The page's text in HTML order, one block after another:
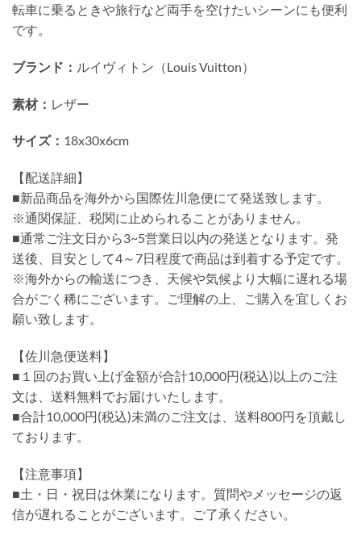
転車に乗るときや旅行など両手を空けたいシーンにも便利
です。
ブランド： ルイヴィトン（Louis Vuitton）
素材： レザー
サイズ： 18x30x6cm
【配送詳細】
■新品商品を海外から国際佐川急便にて発送致します。
※通関保証、税関に止められることがありません。
■通常ご注文日から3~5営業日以内の発送となります。発
送後、目安として4～7日程度で商品は到着する予定です。
※海外からの輸送につき、天候や気候より大幅に遅れる場
合がごく稀にございます。ご理解の上、ご購入を宜しくお
願い致します。
【佐川急便送料】
■１回のお買い上げ金額が合計10,000円(税込)以上のご注
文は、送料無料でお届けいたします。
■合計10,000円(税込)未満のご注文は、送料800円を頂戴し
ております。
【注意事項】
■土・日・祝日は休業になります。質問やメッセージの返
信が遅れることがございます。ご了承ください。